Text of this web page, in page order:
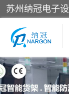
电子防潮箱